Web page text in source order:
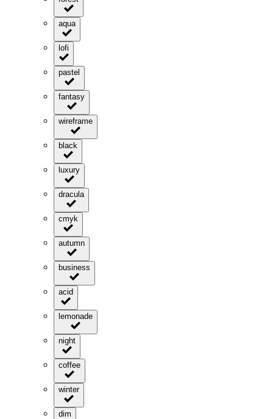
aqua
lofi
pastel
fantasy
wireframe
black
luxury
dracula
cmyk
autumn
business
acid
lemonade
night
coffee
winter
dim